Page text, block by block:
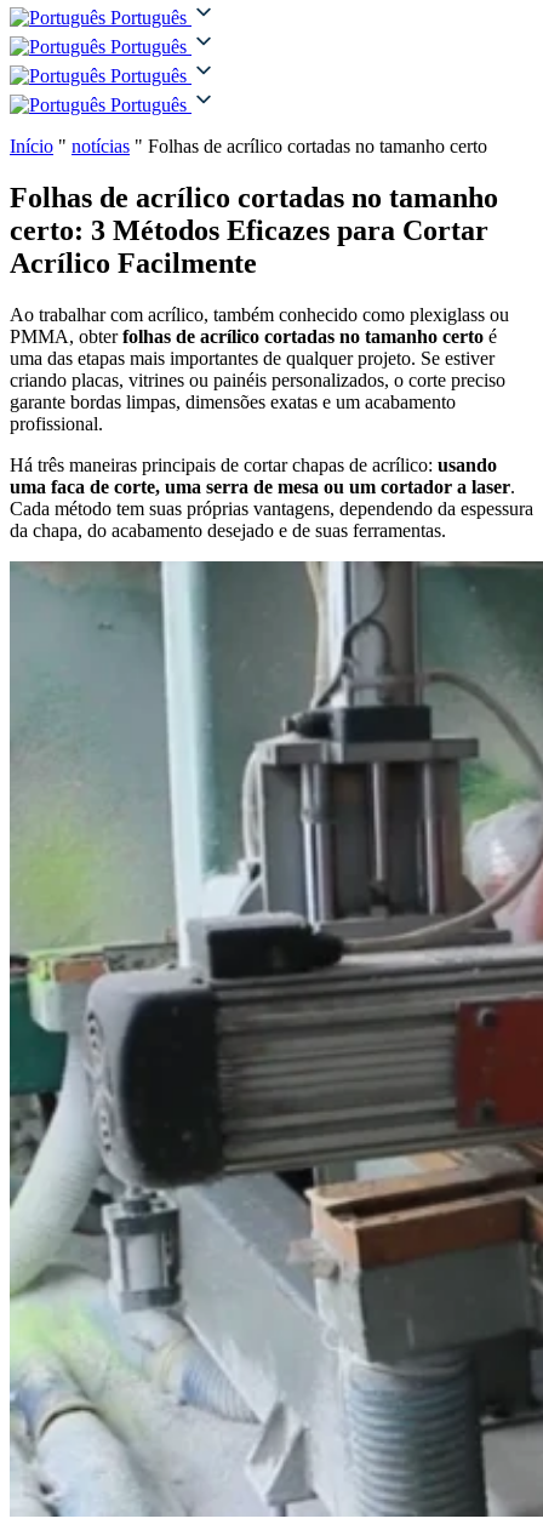
Português
Português
Português
Português
Início " notícias " Folhas de acrílico cortadas no tamanho certo
Folhas de acrílico cortadas no tamanho
certo: 3 Métodos Eficazes para Cortar
Acrílico Facilmente
Ao trabalhar com acrílico, também conhecido como plexiglass ou
PMMA, obterfolhas de acrílico cortadas no tamanho certo é
uma das etapas mais importantes de qualquer projeto. Se estiver
criando placas, vitrines ou painéis personalizados, o corte preciso
garante bordas limpas, dimensões exatas e um acabamento
profissional.
Há três maneiras principais de cortar chapas de acrílico: usando
uma faca de corte, uma serra de mesa ou um cortador a laser.
Cada método tem suas próprias vantagens, dependendo da espessura
da chapa, do acabamento desejado e de suas ferramentas.